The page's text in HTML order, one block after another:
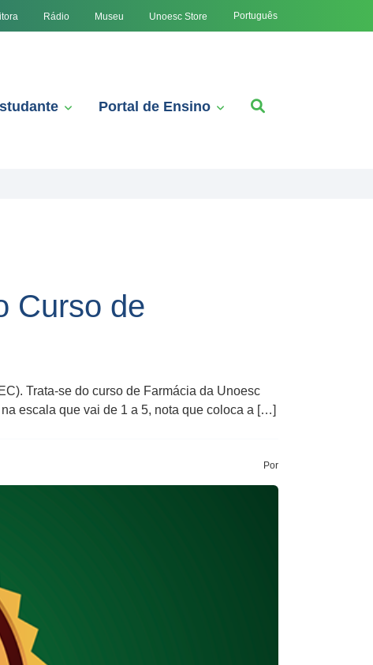
Rádio Museu Unoesc Store Português
Portal de Ensino
Curso de
Trata-se do curso de Farmácia da Unoesc
escala que vai de 1 a 5, nota que coloca a […]
Por